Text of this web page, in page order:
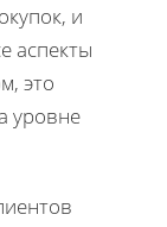
и
аспекты
это
уровне